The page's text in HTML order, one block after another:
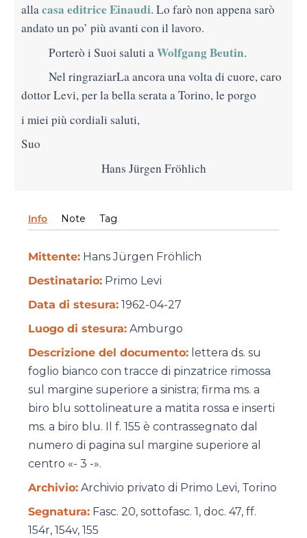
allacasa editrice Einaudi. Lo farò non appena sarò
andato un po’ più avanti con il lavoro.
Porterò i Suoi saluti a Wolfgang Beutin.
Nel ringraziarLa ancora una volta di cuore, caro
dottor Levi, per la bella serata a Torino, le porgo
i miei più cordiali saluti,
Suo
Hans Jürgen Fröhlich
Info Note Tag
Mittente: Hans Jürgen Fröhlich
Destinatario: Primo Levi
Data di stesura: 1962-04-27
Luogo di stesura: Amburgo
Descrizione del documento: lettera ds. su
foglio bianco con tracce di pinzatrice rimossa
sul margine superiore a sinistra; firma ms. a
biro blu sottolineature a matita rossa e inserti
ms. a biro blu. Il f. 155 è contrassegnato dal
numero di pagina sul margine superiore al
centro «- 3 -».
Archivio: Archivio privato di Primo Levi, Torino
Segnatura: Fasc. 20, sottofasc. 1, doc. 47, ff.
154r, 154v, 155